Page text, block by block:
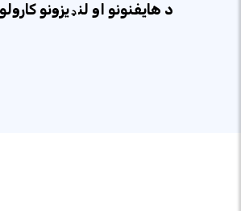
د هایفنونو او لنډیزونو